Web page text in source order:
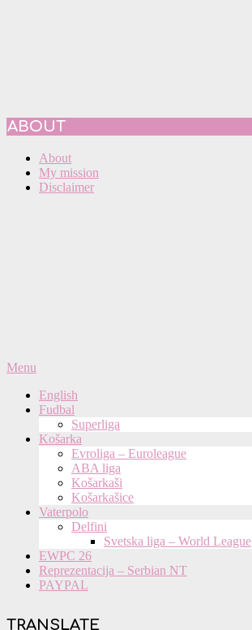
ABOUT
About
My mission
Disclaimer
Primary
Menu
Menu
English
Fudbal
Superliga
Košarka
Evroliga – Euroleague
ABA liga
Košarkaši
Košarkašice
Vaterpolo
Delfini
Svetska liga – World League
EWPC 26
Reprezentacija – Serbian NT
PAYPAL
TRANSLATE